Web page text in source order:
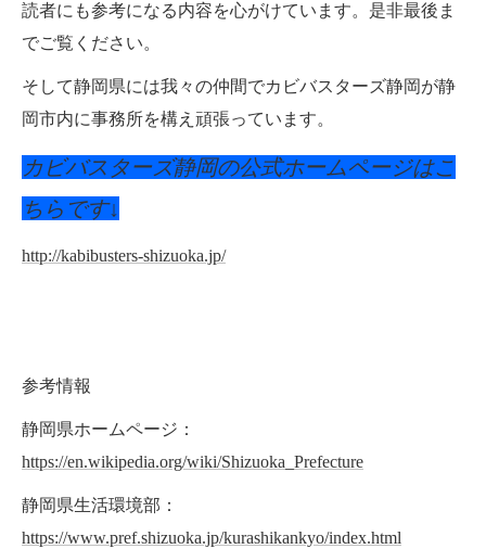
読者にも参考になる内容を心がけています。是非最後ま
でご覧ください。
そして静岡県には我々の仲間でカビバスターズ静岡が静
岡市内に事務所を構え頑張っています。
カビバスターズ静岡の公式ホームページはこ
ちらです↓
http://kabibusters-shizuoka.jp/
参考情報
静岡県ホームページ：
https://en.wikipedia.org/wiki/Shizuoka_Prefecture
静岡県生活環境部：
https://www.pref.shizuoka.jp/kurashikankyo/index.html